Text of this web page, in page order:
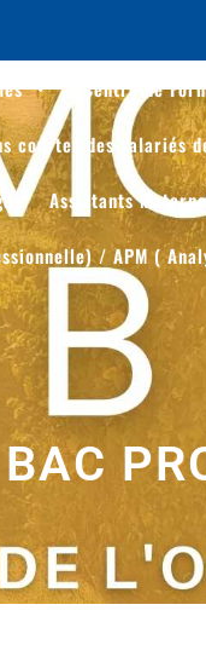
Centre de
courtes des salariés
Assistants
/ APM (